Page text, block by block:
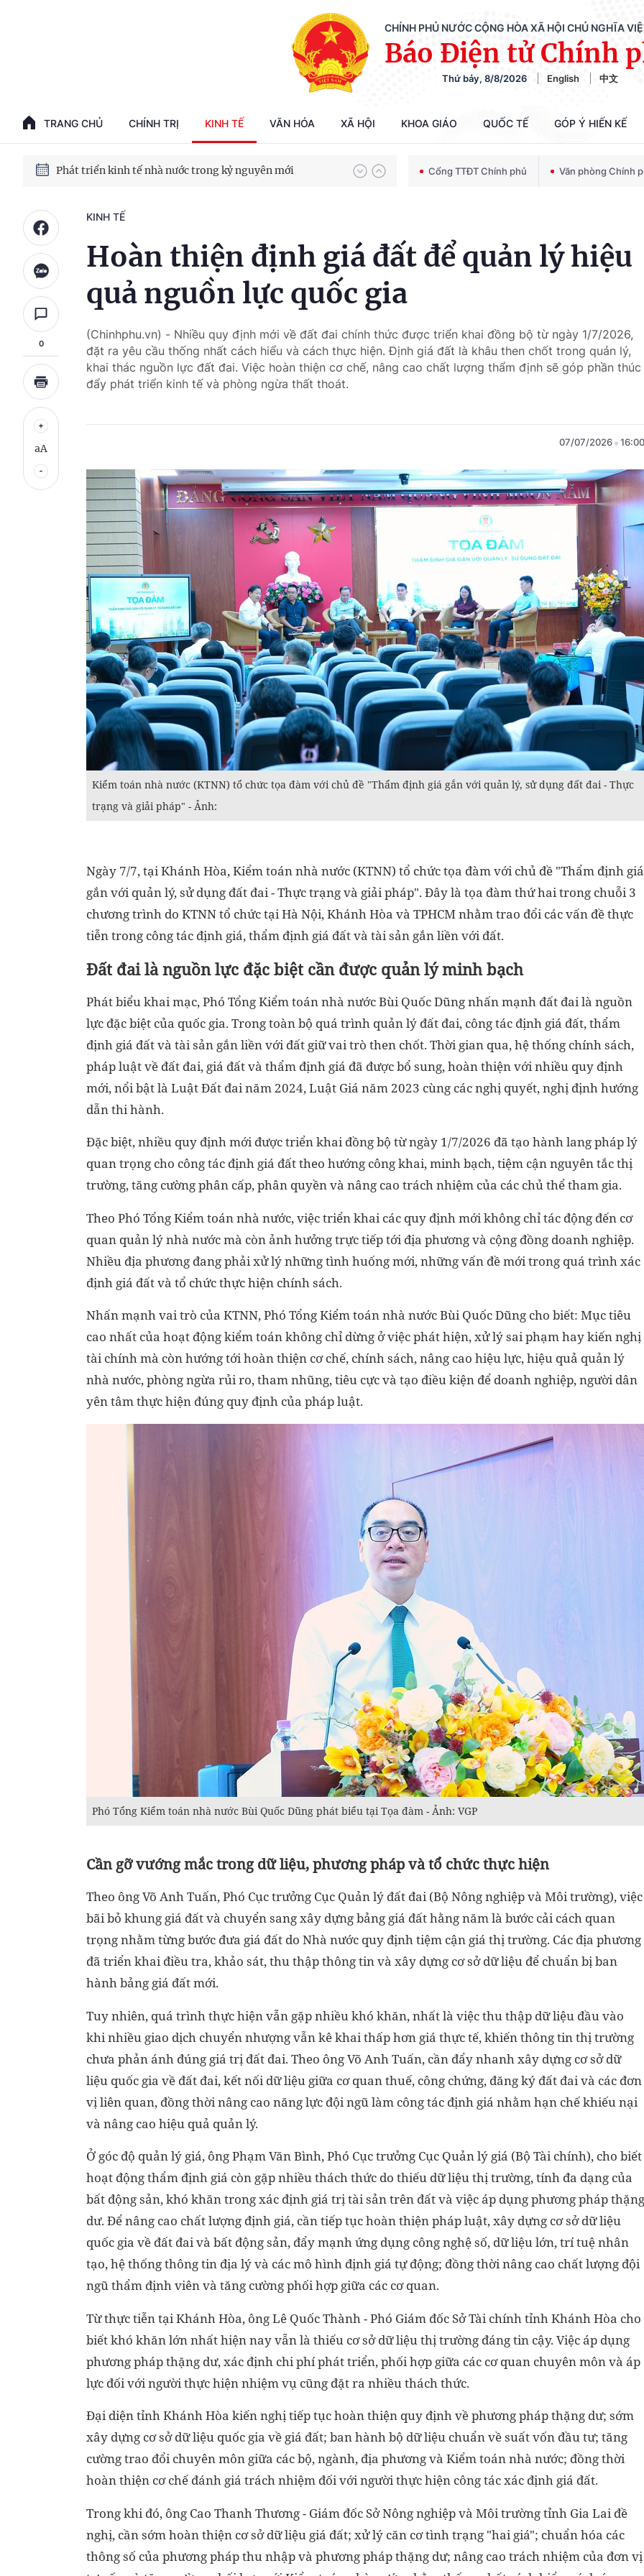
CHÍNH PHỦ NƯỚC CỘNG HÒA XÃ HỘI CHỦ NGHĨA
Báo Điện tử Chính
Thứ bảy, 8/8/2026 English 中文
TRANG CHỦ CHÍNH TRỊ KINH TẾ VĂN HÓA XÃ HỘI KHOA GIÁO QUỐC TẾ GÓP Ý HIẾN KẾ
Chiến dịch 500 ngày đêm tìm kiếm, quy tập và xác định danh tính hài cốt liệt sĩ
Bảo vệ nền tảng tư tưởng của Đảng trong kỷ nguyên phát triển mới
Phát triển nhà ở cho thuê - Trụ cột chiến lược, lâu dài
Phát triển kinh tế nhà nước trong kỷ nguyên mới
Cổng TTĐT Chính phủ Văn phòng Chính
0
aA
KINH TẾ
Hoàn thiện định giá đất để quản lý hiệu
quả nguồn lực quốc gia
(Chinhphu.vn) - Nhiều quy định mới về đất đai chính thức được triển khai đồng bộ từ ngày 1/7/2026,
đặt ra yêu cầu thống nhất cách hiểu và cách thực hiện. Định giá đất là khâu then chốt trong quản lý,
khai thác nguồn lực đất đai. Việc hoàn thiện cơ chế, nâng cao chất lượng thẩm định sẽ góp phần thúc
đẩy phát triển kinh tế và phòng ngừa thất thoát.
07/07/2026 16:00
Kiểm toán nhà nước (KTNN) tổ chức tọa đàm với chủ đề "Thẩm định giá gắn với quản lý, sử dụng đất đai - Thực
trạng và giải pháp" - Ảnh:
Ngày 7/7, tại Khánh Hòa, Kiểm toán nhà nước (KTNN) tổ chức tọa đàm với chủ đề "Thẩm định giá
gắn với quản lý, sử dụng đất đai - Thực trạng và giải pháp". Đây là tọa đàm thứ hai trong chuỗi 3
chương trình do KTNN tổ chức tại Hà Nội, Khánh Hòa và TPHCM nhằm trao đổi các vấn đề thực
tiễn trong công tác định giá, thẩm định giá đất và tài sản gắn liền với đất.
Đất đai là nguồn lực đặc biệt cần được quản lý minh bạch
Phát biểu khai mạc, Phó Tổng Kiểm toán nhà nước Bùi Quốc Dũng nhấn mạnh đất đai là nguồn
lực đặc biệt của quốc gia. Trong toàn bộ quá trình quản lý đất đai, công tác định giá đất, thẩm
định giá đất và tài sản gắn liền với đất giữ vai trò then chốt. Thời gian qua, hệ thống chính sách,
pháp luật về đất đai, giá đất và thẩm định giá đã được bổ sung, hoàn thiện với nhiều quy định
mới, nổi bật là Luật Đất đai năm 2024, Luật Giá năm 2023 cùng các nghị quyết, nghị định hướng
dẫn thi hành.
Đặc biệt, nhiều quy định mới được triển khai đồng bộ từ ngày 1/7/2026 đã tạo hành lang pháp lý
quan trọng cho công tác định giá đất theo hướng công khai, minh bạch, tiệm cận nguyên tắc thị
trường, tăng cường phân cấp, phân quyền và nâng cao trách nhiệm của các chủ thể tham gia.
Theo Phó Tổng Kiểm toán nhà nước, việc triển khai các quy định mới không chỉ tác động đến cơ
quan quản lý nhà nước mà còn ảnh hưởng trực tiếp tới địa phương và cộng đồng doanh nghiệp.
Nhiều địa phương đang phải xử lý những tình huống mới, những vấn đề mới trong quá trình xác
định giá đất và tổ chức thực hiện chính sách.
Nhấn mạnh vai trò của KTNN, Phó Tổng Kiểm toán nhà nước Bùi Quốc Dũng cho biết: Mục tiêu
cao nhất của hoạt động kiểm toán không chỉ dừng ở việc phát hiện, xử lý sai phạm hay kiến nghị
tài chính mà còn hướng tới hoàn thiện cơ chế, chính sách, nâng cao hiệu lực, hiệu quả quản lý
nhà nước, phòng ngừa rủi ro, tham nhũng, tiêu cực và tạo điều kiện để doanh nghiệp, người dân
yên tâm thực hiện đúng quy định của pháp luật.
Phó Tổng Kiểm toán nhà nước Bùi Quốc Dũng phát biểu tại Tọa đàm - Ảnh: VGP
Cần gỡ vướng mắc trong dữ liệu, phương pháp và tổ chức thực hiện
Theo ông Võ Anh Tuấn, Phó Cục trưởng Cục Quản lý đất đai (Bộ Nông nghiệp và Môi trường), việc
bãi bỏ khung giá đất và chuyển sang xây dựng bảng giá đất hằng năm là bước cải cách quan
trọng nhằm từng bước đưa giá đất do Nhà nước quy định tiệm cận giá thị trường. Các địa phương
đã triển khai điều tra, khảo sát, thu thập thông tin và xây dựng cơ sở dữ liệu để chuẩn bị ban
hành bảng giá đất mới.
Tuy nhiên, quá trình thực hiện vẫn gặp nhiều khó khăn, nhất là việc thu thập dữ liệu đầu vào
khi nhiều giao dịch chuyển nhượng vẫn kê khai thấp hơn giá thực tế, khiến thông tin thị trường
chưa phản ánh đúng giá trị đất đai. Theo ông Võ Anh Tuấn, cần đẩy nhanh xây dựng cơ sở dữ
liệu quốc gia về đất đai, kết nối dữ liệu giữa cơ quan thuế, công chứng, đăng ký đất đai và các đơn
vị liên quan, đồng thời nâng cao năng lực đội ngũ làm công tác định giá nhằm hạn chế khiếu nại
và nâng cao hiệu quả quản lý.
Ở góc độ quản lý giá, ông Phạm Văn Bình, Phó Cục trưởng Cục Quản lý giá (Bộ Tài chính), cho biết
hoạt động thẩm định giá còn gặp nhiều thách thức do thiếu dữ liệu thị trường, tính đa dạng của
bất động sản, khó khăn trong xác định giá trị tài sản trên đất và việc áp dụng phương pháp thặng
dư. Để nâng cao chất lượng định giá, cần tiếp tục hoàn thiện pháp luật, xây dựng cơ sở dữ liệu
quốc gia về đất đai và bất động sản, đẩy mạnh ứng dụng công nghệ số, dữ liệu lớn, trí tuệ nhân
tạo, hệ thống thông tin địa lý và các mô hình định giá tự động; đồng thời nâng cao chất lượng đội
ngũ thẩm định viên và tăng cường phối hợp giữa các cơ quan.
Từ thực tiễn tại Khánh Hòa, ông Lê Quốc Thành - Phó Giám đốc Sở Tài chính tỉnh Khánh Hòa cho
biết khó khăn lớn nhất hiện nay vẫn là thiếu cơ sở dữ liệu thị trường đáng tin cậy. Việc áp dụng
phương pháp thặng dư, xác định chi phí phát triển, phối hợp giữa các cơ quan chuyên môn và áp
lực đối với người thực hiện nhiệm vụ cũng đặt ra nhiều thách thức.
Đại diện tỉnh Khánh Hòa kiến nghị tiếp tục hoàn thiện quy định về phương pháp thặng dư; sớm
xây dựng cơ sở dữ liệu quốc gia về giá đất; ban hành bộ dữ liệu chuẩn về suất vốn đầu tư; tăng
cường trao đổi chuyên môn giữa các bộ, ngành, địa phương và Kiểm toán nhà nước; đồng thời
hoàn thiện cơ chế đánh giá trách nhiệm đối với người thực hiện công tác xác định giá đất.
Trong khi đó, ông Cao Thanh Thương - Giám đốc Sở Nông nghiệp và Môi trường tỉnh Gia Lai đề
nghị, cần sớm hoàn thiện cơ sở dữ liệu giá đất; xử lý căn cơ tình trạng "hai giá"; chuẩn hóa các
thông số của phương pháp thu nhập và phương pháp thặng dư; nâng cao trách nhiệm của đơn vị